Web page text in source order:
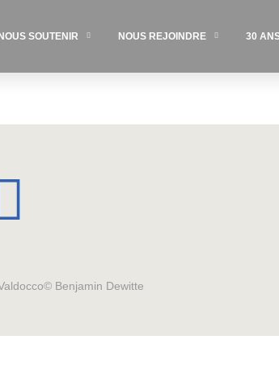
NOUS SOUTENIR NOUS REJOINDRE 30
Benjamin Dewitte